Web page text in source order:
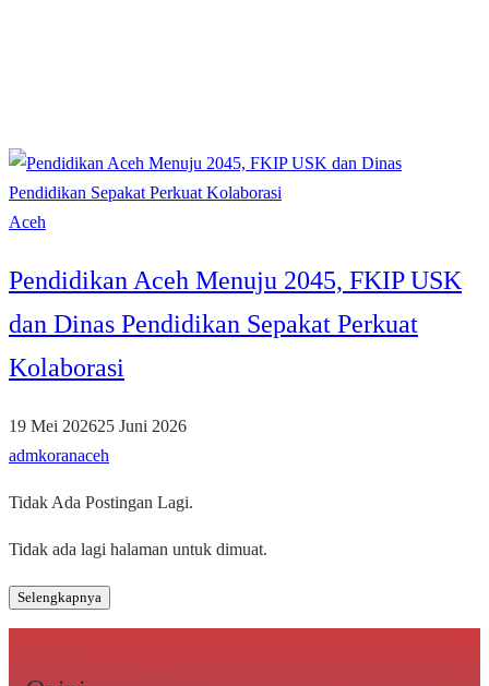
Aceh
Pendidikan Aceh Menuju 2045, FKIP USK
dan Dinas Pendidikan Sepakat Perkuat
Kolaborasi
19 Mei 202625 Juni 2026
admkoranaceh
Tidak Ada Postingan Lagi.
Tidak ada lagi halaman untuk dimuat.
Selengkapnya